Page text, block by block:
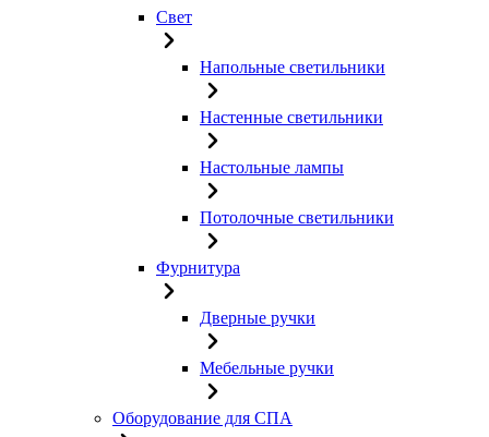
Свет
Напольные светильники
Настенные светильники
Настольные лампы
Потолочные светильники
Фурнитура
Дверные ручки
Мебельные ручки
Оборудование для СПА